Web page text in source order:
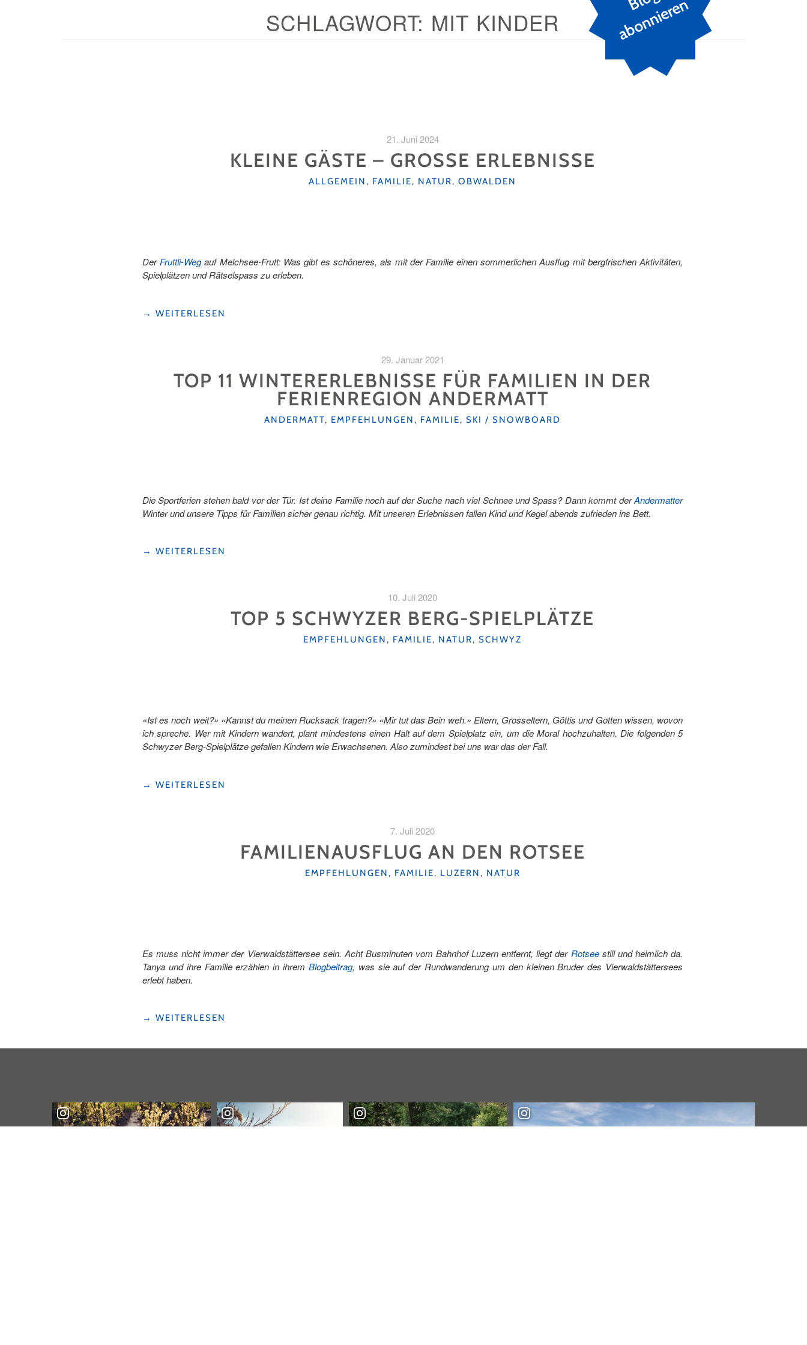
n
SCHLAGWORT: MIT KINDER
21. Juni 2024
KLEINE GÄSTE – GROSSE ERLEBNISSE
KATEGORIEN
ALLGEMEIN, FAMILIE, NATUR, OBWALDEN
Der Fruttli-Wegauf Melchsee-Frutt: Was gibt es schöneres, als mit der Familie einen sommerlichen Ausflug mit bergfrischen Aktivitäten,
Spielplätzen und Rätselspass zu erleben.
"KLEINE
→ WEITERLESEN
29. Januar 2021
TOP 11 WINTERERLEBNISSE FÜR FAMILIEN IN DER
FERIENREGION ANDERMATT
KATEGORIEN
ANDERMATT, EMPFEHLUNGEN , FAMILIE, SKI / SNOWBOARD
Die Sportferien stehen bald vor der Tür. Ist deine Familie noch auf der Suche nach viel Schnee und Spass? Dann kommt derAndermatter
Winter und unsere Tipps für Familien sicher genau richtig. Mit unseren Erlebnissen fallen Kind und Kegel abends zufrieden ins Bett.
"TOP
→ WEITERLESEN
10. Juli 2020
TOP 5 SCHWYZER BERG-SPIELPLÄTZE
KATEGORIEN
EMPFEHLUNGEN, FAMILIE, NATUR, SCHWYZ
«Ist es noch weit?» «Kannst du meinen Rucksack tragen?» «Mir tut das Bein weh.» Eltern, Grosseltern, Göttis und Gotten wissen, wovon
ich spreche. Wer mit Kindern wandert, plant mindestens einen Halt auf dem Spielplatz ein, um die Moral hochzuhalten. Die folgenden 5
Schwyzer Berg-Spielplätze gefallen Kindern wie Erwachsenen. Also zumindest bei uns war das der Fall.
"TOP
→ WEITERLESEN
7. Juli 2020
FAMILIENAUSFLUG AN DEN ROTSEE
KATEGORIEN
EMPFEHLUNGEN , FAMILIE, LUZERN , NATUR
Es muss nicht immer der Vierwaldstättersee sein. Acht Busminuten vom Bahnhof Luzern entfernt, liegt der Rotseestill und heimlich da.
Tanya und ihre Familie erzählen in ihrem Blogbeitrag, was sie auf der Rundwanderung um den kleinen Bruder des Vierwaldstättersees
erlebt haben.
"FAMILIENAUSFLUG
→ WEITERLESEN